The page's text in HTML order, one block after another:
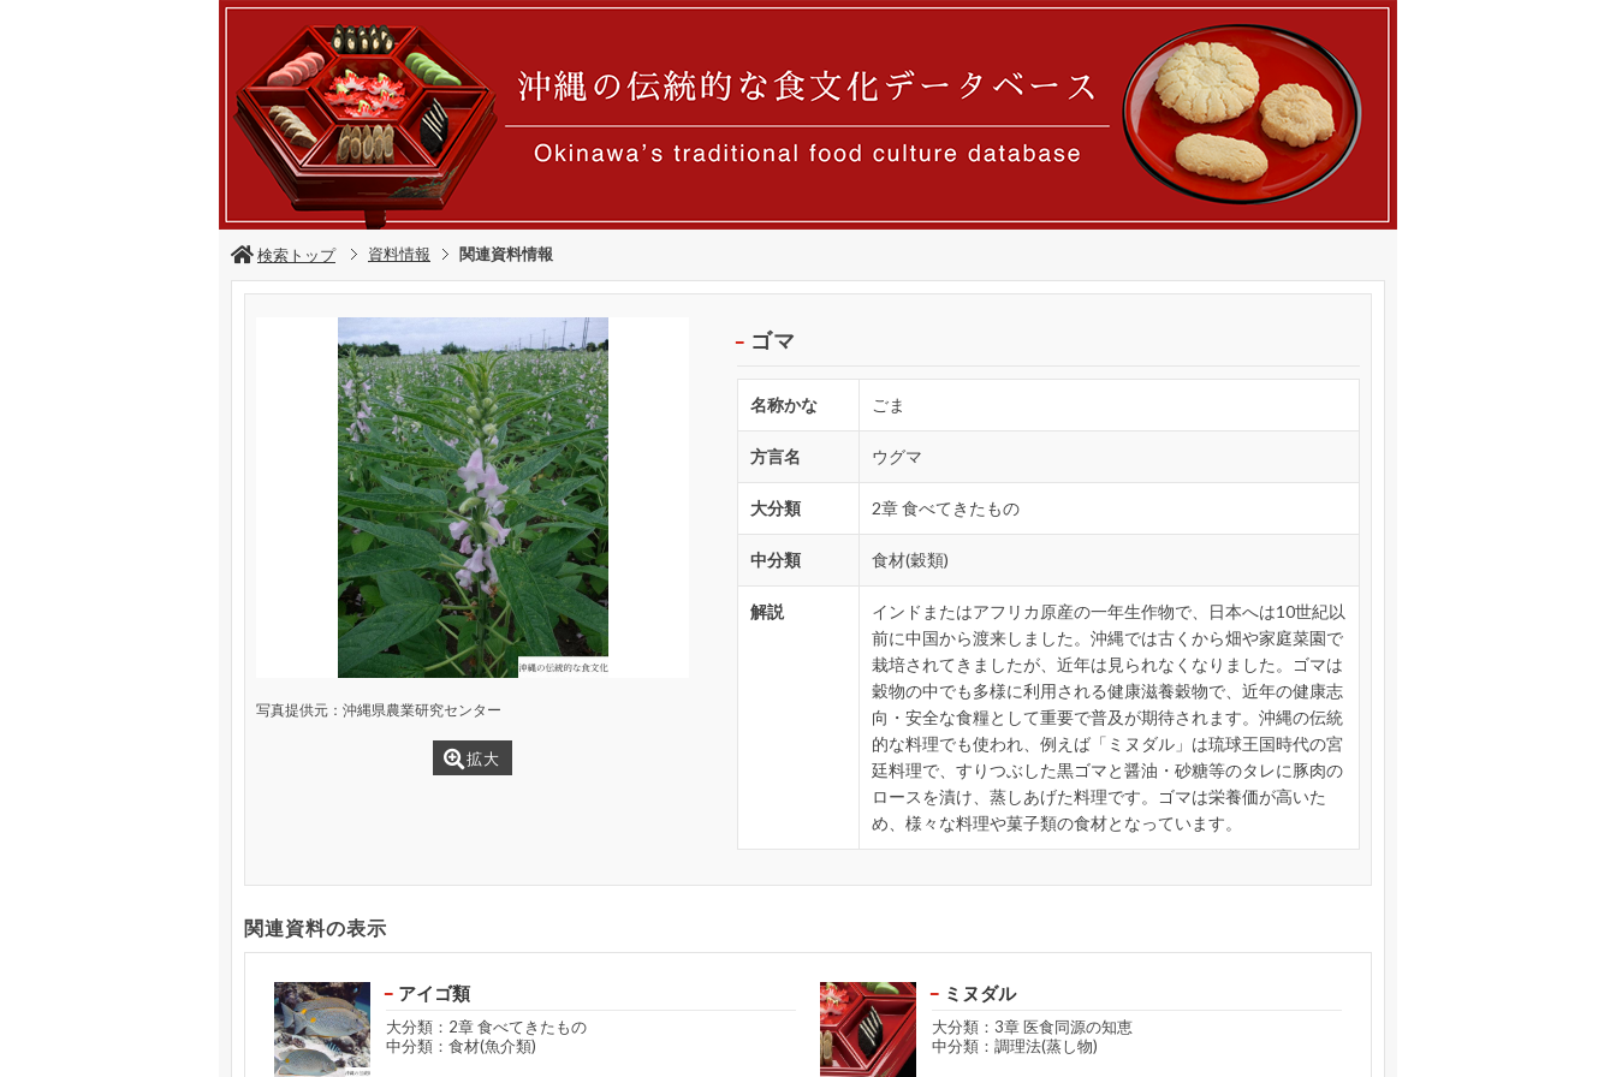
検索トップ 資料情報 関連資料情報
写真提供元：沖縄県農業研究センター
拡大
ゴマ
名称かな ごま
方言名 ウグマ
大分類 2章 食べてきたもの
中分類 食材(穀類)
解説
インドまたはアフリカ原産の一年生作物で、日本へは10世紀以
前に中国から渡来しました。沖縄では古くから畑や家庭菜園で
栽培されてきましたが、近年は見られなくなりました。ゴマは
穀物の中でも多様に利用される健康滋養穀物で、近年の健康志
向・安全な食糧として重要で普及が期待されます。沖縄の伝統
的な料理でも使われ、例えば「ミヌダル」は琉球王国時代の宮
廷料理で、すりつぶした黒ゴマと醤油・砂糖等のタレに豚肉の
ロースを漬け、蒸しあげた料理です。ゴマは栄養価が高いた
め、様々な料理や菓子類の食材となっています。
関連資料の表示
アイゴ類
大分類：2章 食べてきたもの
中分類：食材(魚介類)
ミヌダル
大分類：3章 医食同源の知恵
中分類：調理法(蒸し物)